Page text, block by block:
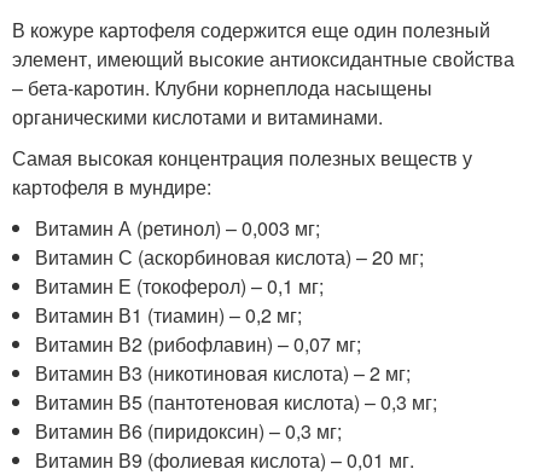
В кожуре картофеля содержится еще один полезный
элемент, имеющий высокие антиоксидантные свойства
– бета-каротин. Клубни корнеплода насыщены
органическими кислотами и витаминами.
Самая высокая концентрация полезных веществ у
картофеля в мундире:
Витамин А (ретинол) – 0,003 мг;
Витамин С (аскорбиновая кислота) – 20 мг;
Витамин Е (токоферол) – 0,1 мг;
Витамин В1 (тиамин) – 0,2 мг;
Витамин В2 (рибофлавин) – 0,07 мг;
Витамин В3 (никотиновая кислота) – 2 мг;
Витамин В5 (пантотеновая кислота) – 0,3 мг;
Витамин В6 (пиридоксин) – 0,3 мг;
Витамин В9 (фолиевая кислота) – 0,01 мг.